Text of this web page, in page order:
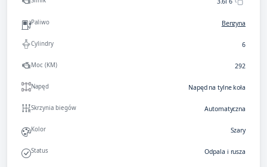
Paliwo Benzyna
Cylindry 6
Moc (KM) 292
Napęd Napęd na tylne koła
Skrzynia biegów Automatyczna
Kolor Szary
Status Odpala i rusza